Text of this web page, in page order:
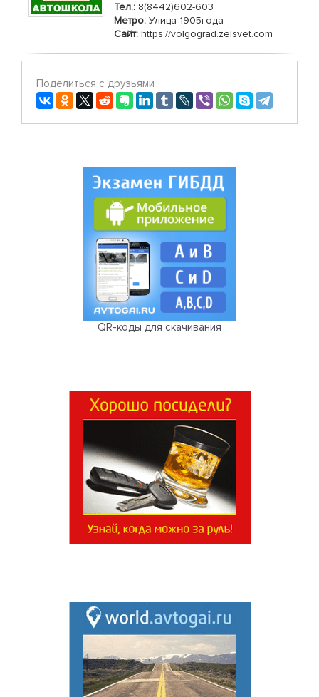
Тел.: 8(8442)602-603
Метро: Улица 1905года
Сайт: https://volgograd.zelsvet.com
Поделиться с друзьями
QR-коды для скачивания